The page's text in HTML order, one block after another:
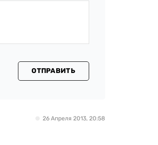
ОТПРАВИТЬ
26 Апреля 2013, 20:58